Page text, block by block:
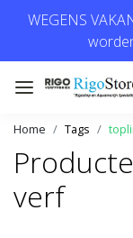
WEGENS
Home Tags
verf